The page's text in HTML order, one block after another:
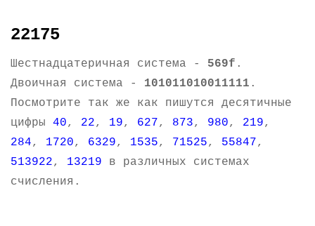
22175
Шестнадцатеричная система - 569f .
Двоичная система - 101011010011111 .
Посмотрите так же как пишутся десятичные
цифры 40, 22, 19, 627, 873, 980, 219,
284, 1720, 6329, 1535, 71525, 55847,
513922, 13219 в различных системах
счисления.